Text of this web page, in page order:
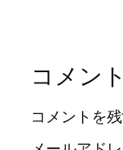
コメント
コメントを